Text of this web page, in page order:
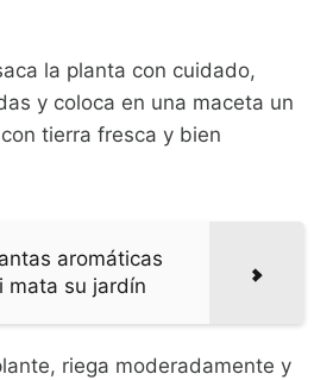
la planta con cuidado,
y coloca en una maceta un
tierra fresca y bien
aromáticas
mata su jardín
riega moderadamente y